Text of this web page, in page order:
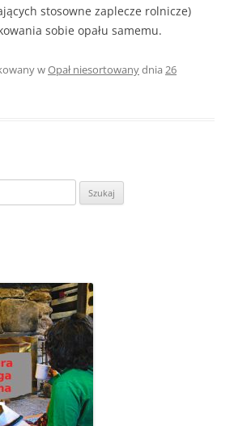
stosowne zaplecze rolnicze)
sobie opału samemu.
wOpał niesortowanydnia 26